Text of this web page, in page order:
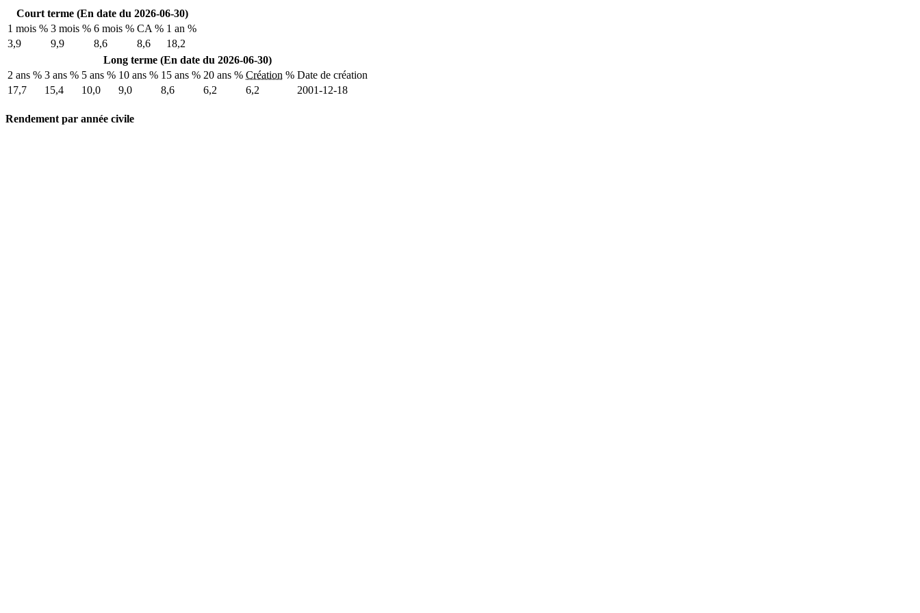
Court terme (En date du 2026-06-30)
1 mois % 3 mois % 6 mois % CA % 1 an %
3,9
9,9 8,6 8,6
18,2
Long terme (En date du 2026-06-30)
2 ans % 3 ans % 5 ans % 10 ans % 15 ans % 20 ans % Création % Date de création
17,7
15,4 10,0 9,0 8,6 6,2 6,2 2001-12-18
Rendement par année civile